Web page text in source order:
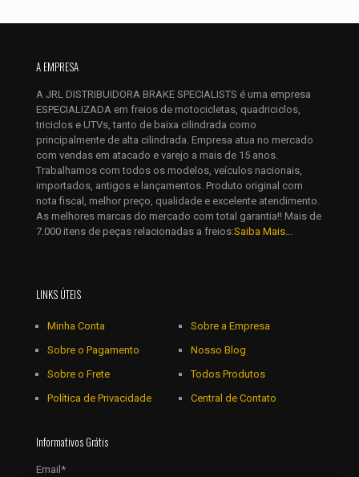
mail*
Salvar meus dados neste navegador para a próxima vez que
eu comentar.
A EMPRESA
A JRL DISTRIBUIDORA BRAKE SPECIALISTS é uma empresa
ESPECIALIZADA em freios de motocicletas, quadriciclos,
triciclos e UTVs, tanto de baixa cilindrada como
principalmente de alta cilindrada. Empresa atua no mercado
com vendas em atacado e varejo a mais de 15 anos.
Trabalhamos com todos os modelos, veículos nacionais,
importados, antigos e lançamentos. Produto original com
nota fiscal, melhor preço, qualidade e excelente atendimento.
As melhores marcas do mercado com total garantia!! Mais de
7.000 itens de peças relacionadas a freios:Saiba Mais...
LINKS ÚTEIS
Minha Conta
Sobre o Pagamento
Sobre o Frete
Política de Privacidade
Sobre a Empresa
Nosso Blog
Todos Produtos
Central de Contato
Informativos Grátis
Email*